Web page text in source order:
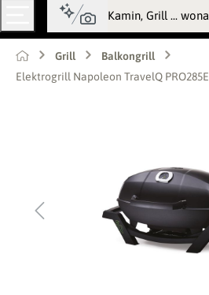
Grill
Balkongrill
Elektrogrill Napoleon TravelQ PRO285E